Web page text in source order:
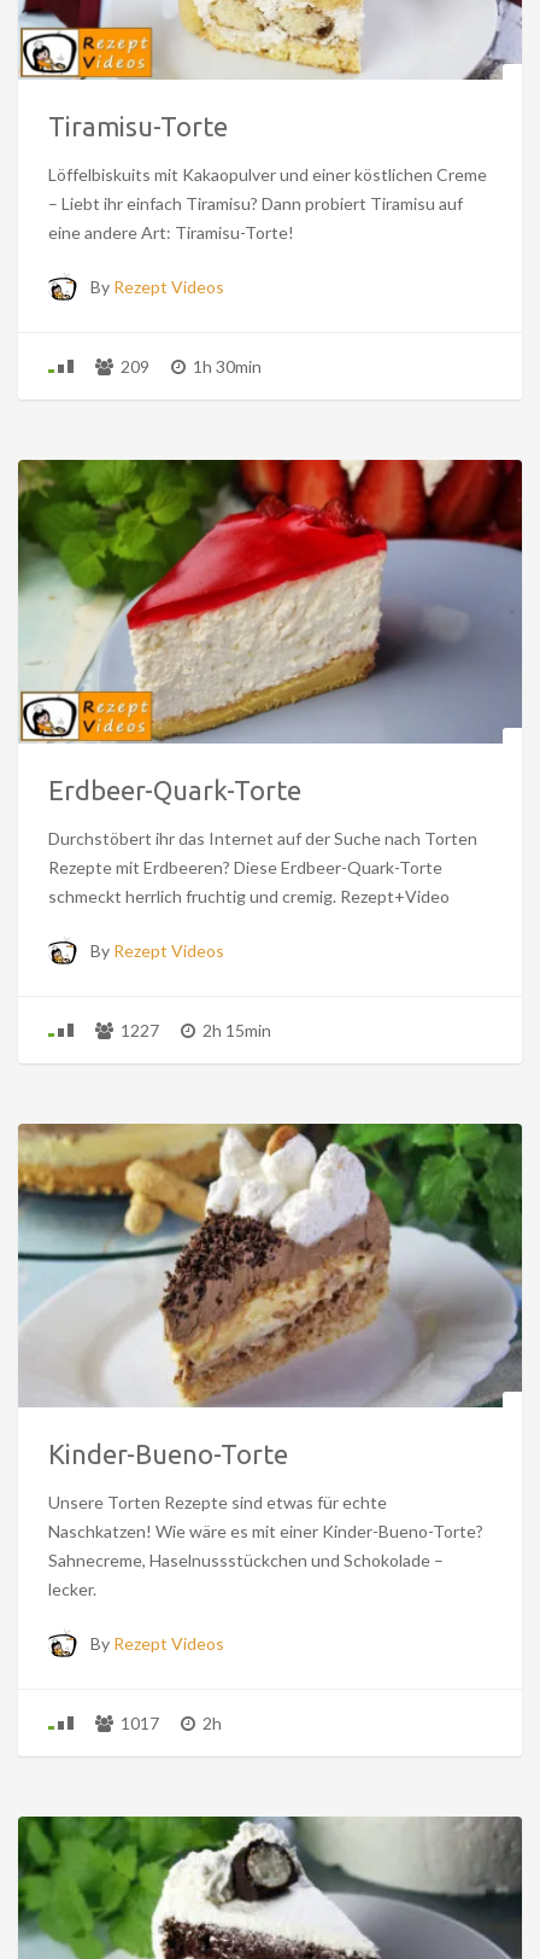
Tiramisu-Torte
Löffelbiskuits mit Kakaopulver und einer köstlichen Creme
– Liebt ihr einfach Tiramisu? Dann probiert Tiramisu auf
eine andere Art: Tiramisu-Torte!
By Rezept Videos
209 1h 30min
Erdbeer-Quark-Torte
Durchstöbert ihr das Internet auf der Suche nach Torten
Rezepte mit Erdbeeren? Diese Erdbeer-Quark-Torte
schmeckt herrlich fruchtig und cremig. Rezept+Video
By Rezept Videos
1227 2h 15min
Kinder-Bueno-Torte
Unsere Torten Rezepte sind etwas für echte
Naschkatzen! Wie wäre es mit einer Kinder-Bueno-Torte?
Sahnecreme, Haselnussstückchen und Schokolade –
lecker.
By Rezept Videos
1017 2h